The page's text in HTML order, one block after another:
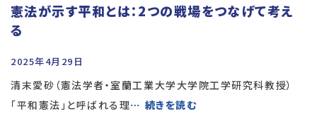
憲法が示す平和とは：2つの戦場をつなげて考え
る
2025年4月29日
清末愛砂（憲法学者・室蘭工業大学大学院工学研究科教授）
「平和憲法」と呼ばれる理… 続きを読む